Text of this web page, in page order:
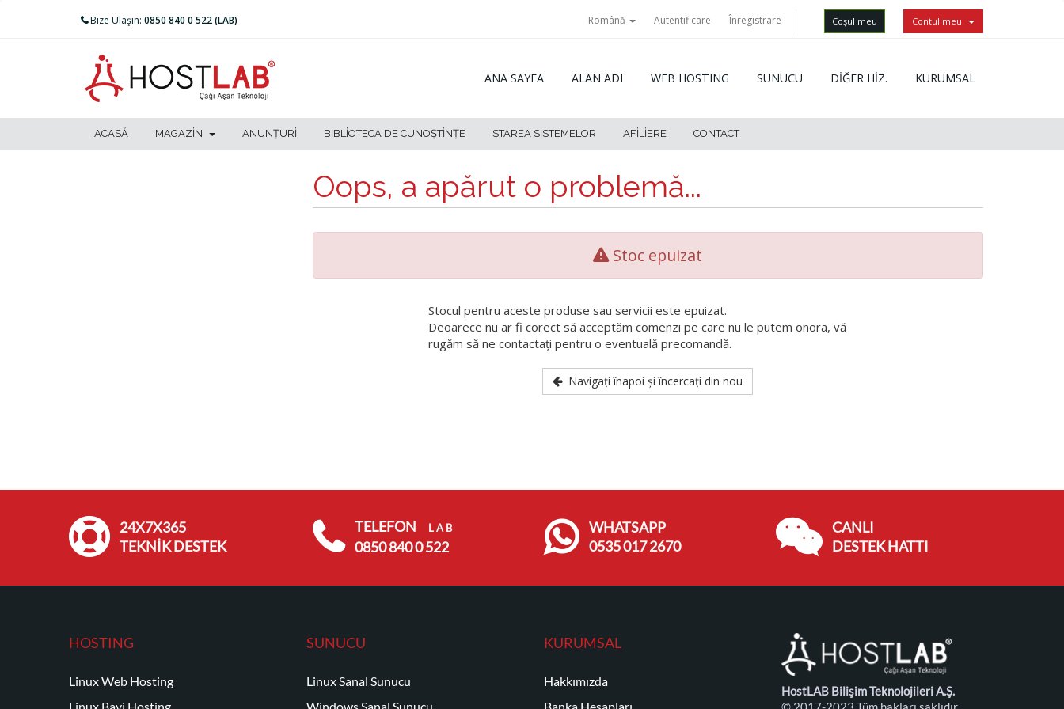
Bize Ulaşın: 0850 840 0 522 (LAB) Română Autentificare Înregistrare Coșul meu Contul meu
ANA SAYFA ALAN ADI WEB HOSTING SUNUCU DİĞER HİZ. KURUMSAL
ACASĂ MAGAZIN ANUNȚURI BIBLIOTECA DE CUNOȘTINȚE STAREA SISTEMELOR AFILIERE CONTACT
Oops, a apărut o problemă...
Stoc epuizat
Stocul pentru aceste produse sau servicii este epuizat.
Deoarece nu ar fi corect să acceptăm comenzi pe care nu le putem onora, vă
rugăm să ne contactați pentru o eventuală precomandă.
Navigați înapoi și încercați din nou
24X7X365
TEKNİK DESTEK
TELEFON L A B
0850 840 0 522
WHATSAPP
0535 017 2670
CANLI
DESTEK HATTI
HOSTING
Linux Web Hosting
SUNUCU
Linux Sanal Sunucu
KURUMSAL
Hakkımızda
HostLAB Bilişim Teknolojileri A.Ş.